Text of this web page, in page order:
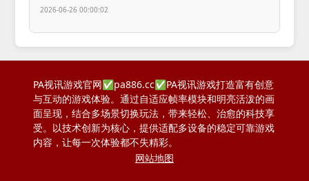
2026-06-26 00:00:02
PA视讯游戏官网✅pa886.cc✅PA视讯游戏打造富有创意
与互动的游戏体验。通过自适应帧率模块和明亮活泼的画
面呈现，结合多场景切换玩法，带来轻松、治愈的科技享
受。以技术创新为核心，提供适配多设备的稳定可靠游戏
内容，让每一次体验都不失精彩。
网站地图